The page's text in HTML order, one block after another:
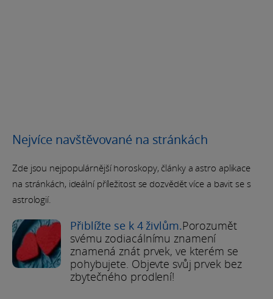
Nejvíce navštěvované na stránkách
Zde jsou nejpopulárnější horoskopy, články a astro aplikace
na stránkách, ideální příležitost se dozvědět více a bavit se s
astrologií.
Přiblížte se k 4 živlům.Porozumět
svému zodiacálnímu znamení
znamená znát prvek, ve kterém se
pohybujete. Objevte svůj prvek bez
zbytečného prodlení!